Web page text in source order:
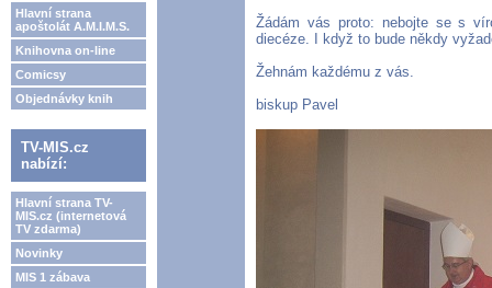
Hlavní strana
apoštolát A.M.I.M.S.
Knihovna on-line
Comicsy
Objednávky knih
TV-MIS.cz
nabízí:
Hlavní strana TV-
MIS.cz (internetová
TV zdarma)
Novinky
MIS 1 zábava
Žádám vás proto: nebojte se s
diecéze. I když to bude někdy
Žehnám každému z vás.
biskup Pavel